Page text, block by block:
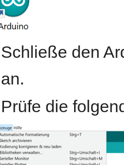
Schließe den
an.
Prüfe die